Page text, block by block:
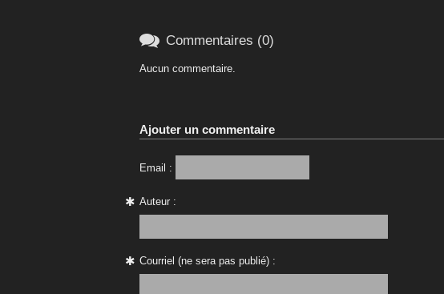
 Commentaires (0)
Aucun commentaire.
Ajouter un commentaire
Email :
Auteur :
Courriel (ne sera pas publié) :